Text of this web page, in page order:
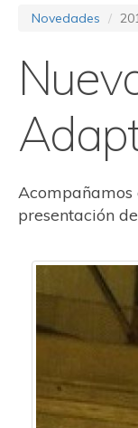
Novedades
presentación